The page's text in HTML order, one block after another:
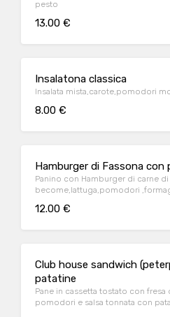
pesto
13.00 €
Insalatona classica
Insalata mista,carote,pomodori
8.00 €
Hamburger di Fassona
Panino con Hamburger di carne di
become,lattuga,pomodori
12.00 €
Club house sandwich
patatine
Pane in cassetta tostato con
pomodori e salsa tonnata con